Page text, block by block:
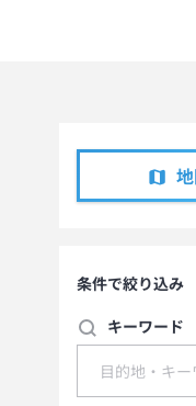
条件で絞り込み
キーワード